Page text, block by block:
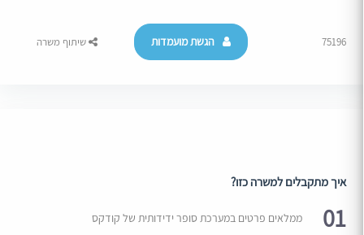
75196 הגשת מועמדות שיתוף משרה
איך מתקבלים למשרה כזו?
01 ממלאים פרטים במערכת סופר ידידותית של קודקס